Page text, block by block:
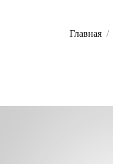
Главная